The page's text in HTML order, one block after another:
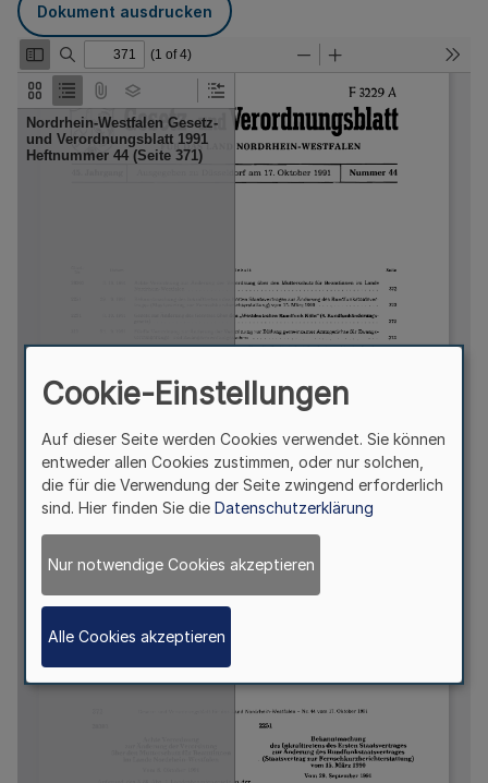
Dokument ausdrucken
Cookie-Einstellungen
Auf dieser Seite werden Cookies verwendet. Sie können
entweder allen Cookies zustimmen, oder nur solchen,
die für die Verwendung der Seite zwingend erforderlich
sind. Hier finden Sie die Datenschutzerklärung
Nur notwendige Cookies akzeptieren
Alle Cookies akzeptieren